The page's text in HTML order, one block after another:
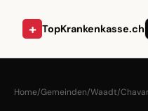
+ TopKrankenkasse.ch
Home/Gemeinden/Waadt/